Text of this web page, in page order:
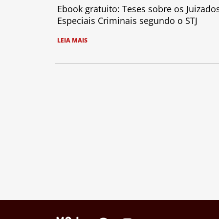
Ebook gratuito: Teses sobre os
Especiais Criminais segundo o STJ
LEIA MAIS